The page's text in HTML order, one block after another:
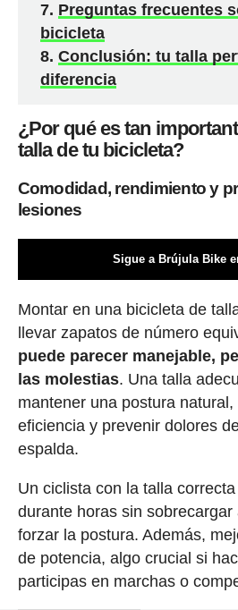
Preguntas frecuentes
bicicleta
Conclusión: tu talla
diferencia
¿Por qué es tan
talla de tu bicicleta?
Comodidad, rendimiento y
lesiones
Sigue a Brújula Bike
Montar en una bicicleta de
llevar zapatos de número
puede parecer manejable,
las molestias. Una talla
mantener una postura
eficiencia y prevenir dolores
espalda.
Un ciclista con la talla
durante horas sin sobrecargar
forzar la postura. Además,
de potencia, algo crucial si
participas en marchas o